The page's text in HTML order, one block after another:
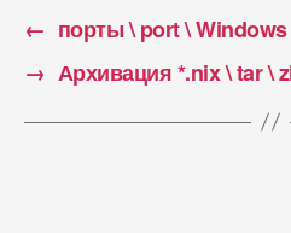
← порты \ port \
→ Архивация *.nix \ tar \